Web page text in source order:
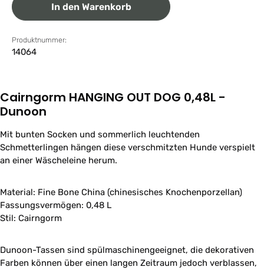
In den Warenkorb
Produktnummer:
14064
Cairngorm HANGING OUT DOG 0,48L -
Dunoon
Mit bunten Socken und sommerlich leuchtenden
Schmetterlingen hängen diese verschmitzten Hunde verspielt
an einer Wäscheleine herum.
Material: Fine Bone China (chinesisches Knochenporzellan)
Fassungsvermögen: 0,48 L
Stil: Cairngorm
Dunoon-Tassen sind spülmaschinengeeignet, die dekorativen
Farben können über einen langen Zeitraum jedoch verblassen,